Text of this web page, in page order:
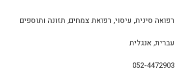
רפואה סינית, עיסוי, רפואת צמחים, תזונה ותוספים
עברית, אנגלית
052-4472903